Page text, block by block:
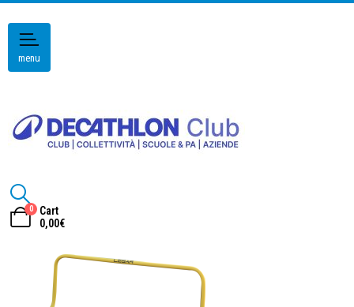
menu
0
Cart
0,00€